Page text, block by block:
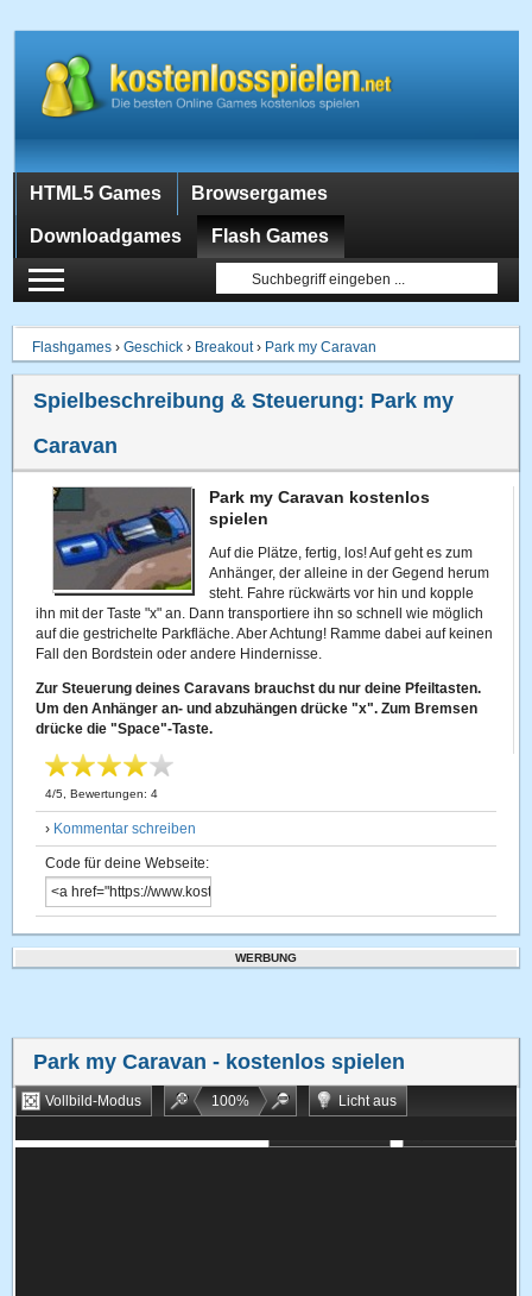
HTML5 Games Browsergames
Downloadgames Flash Games
Flashgames ›Geschick › Breakout› Park my Caravan
Spielbeschreibung & Steuerung: Park my
Caravan
Park my Caravan kostenlos
spielen
Auf die Plätze, fertig, los! Auf geht es zum
Anhänger, der alleine in der Gegend herum
steht. Fahre rückwärts vor hin und kopple
ihn mit der Taste "x" an. Dann transportiere ihn so schnell wie möglich
auf die gestrichelte Parkfläche. Aber Achtung! Ramme dabei auf keinen
Fall den Bordstein oder andere Hindernisse.
Zur Steuerung deines Caravans brauchst du nur deine Pfeiltasten.
Um den Anhänger an- und abzuhängen drücke "x". Zum Bremsen
drücke die "Space"-Taste.
4/5 , Bewertungen:4
› Kommentar schreiben
Code für deine Webseite:
WERBUNG
Park my Caravan - kostenlos spielen
Vollbild-Modus 100%
Licht aus